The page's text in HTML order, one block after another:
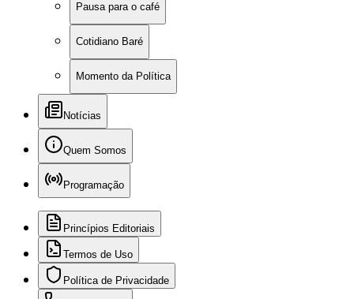
Pausa para o café
Cotidiano Baré
Momento da Política
Notícias
Quem Somos
Programação
Princípios Editoriais
Termos de Uso
Política de Privacidade